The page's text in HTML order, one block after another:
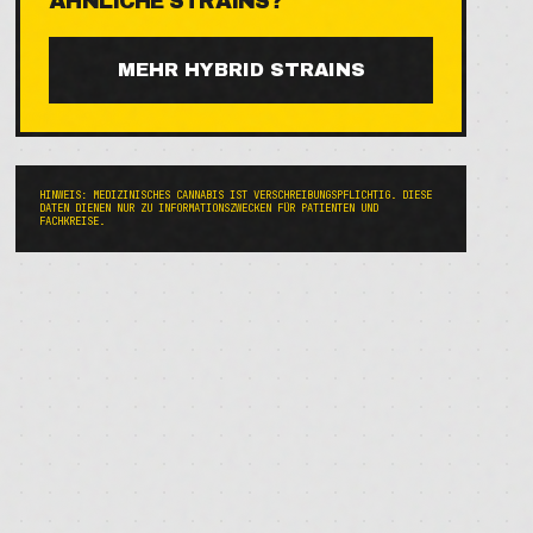
MEHR HYBRIDSTRAINS
HINWEIS: MEDIZINISCHES CANNABIS IST VERSCHREIBUNGSPFLICHTIG. DIESE
DATEN DIENEN NUR ZU INFORMATIONSZWECKEN FÜR PATIENTEN UND
FACHKREISE.